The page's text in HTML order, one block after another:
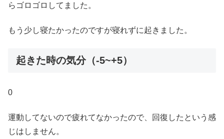
らゴロゴロしてました。
もう少し寝たかったのですが寝れずに起きました。
起きた時の気分（-5~+5）
0
運動してないので疲れてなかったので、回復したという感
じはしません。